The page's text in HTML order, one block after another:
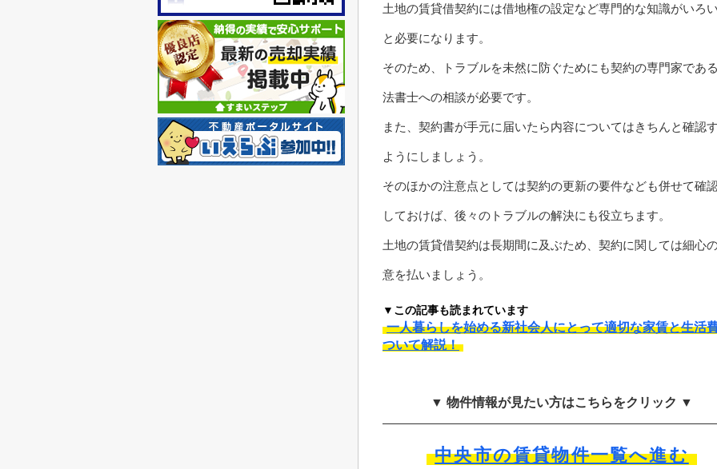
土地の賃貸借契約には借地権の設定など専門的な知識がいろ
と必要になります。
そのため、トラブルを未然に防ぐためにも契約の専門家であ
法書士への相談が必要です。
また、契約書が手元に届いたら内容についてはきちんと確認
ようにしましょう。
そのほかの注意点としては契約の更新の要件なども併せて確
しておけば、後々のトラブルの解決にも役立ちます。
土地の賃貸借契約は長期間に及ぶため、契約に関しては細心
意を払いましょう。
▼この記事も読まれています
一人暮らしを始める新社会人にとって適切な家賃と生活
ついて解説！
▼ 物件情報が見たい方はこちらをクリック ▼
中央市の賃貸物件一覧へ進む